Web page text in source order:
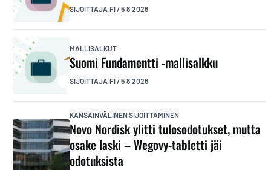
SIJOITTAJA.FI/5.8.2026
MALLISALKUT
Suomi Fundamentti -mallisalkku
SIJOITTAJA.FI/5.8.2026
KANSAINVÄLINEN SIJOITTAMINEN
Novo Nordisk ylitti tulosodotukset, mutta
osake laski – Wegovy-tabletti jäi
odotuksista